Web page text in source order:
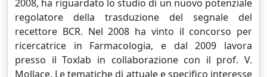
2008, ha riguardato lo studio di un nuovo potenziale
regolatore della trasduzione del segnale del
recettore BCR. Nel 2008 ha vinto il concorso per
ricercatrice in Farmacologia, e dal 2009 lavora
presso il Toxlab in collaborazione con il prof. V.
Mollace. Le tematiche di attuale e specifico interesse